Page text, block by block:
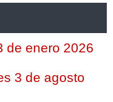
de enero 2026
3 de agosto